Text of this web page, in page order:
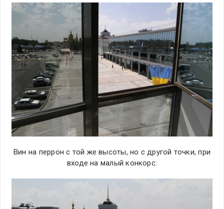
Вин на перрон с той же высоты, но с другой точки, при
входе на малый конкорс: